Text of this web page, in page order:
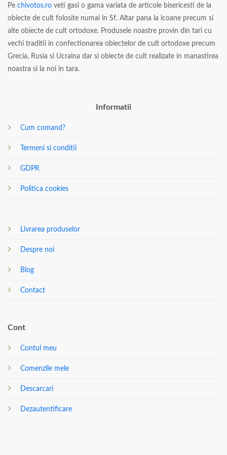
Pe chivotos.ro veti gasi o gama variata de articole bisericesti de la
obiecte de cult folosite numai in Sf. Altar pana la icoane precum si
alte obiecte de cult ortodoxe. Produsele noastre provin din tari cu
vechi traditii in confectionarea obiectelor de cult ortodoxe precum
Grecia, Rusia si Ucraina dar si obiecte de cult realizate in manastirea
noastra si la noi in tara.
Informatii
Cum comand?
Termeni si conditii
GDPR
Politica cookies
Livrarea produselor
Despre noi
Blog
Contact
Cont
Contul meu
Comenzile mele
Descarcari
Dezautentificare